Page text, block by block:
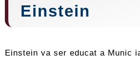
Einstein
Einstein va ser educat a Munic